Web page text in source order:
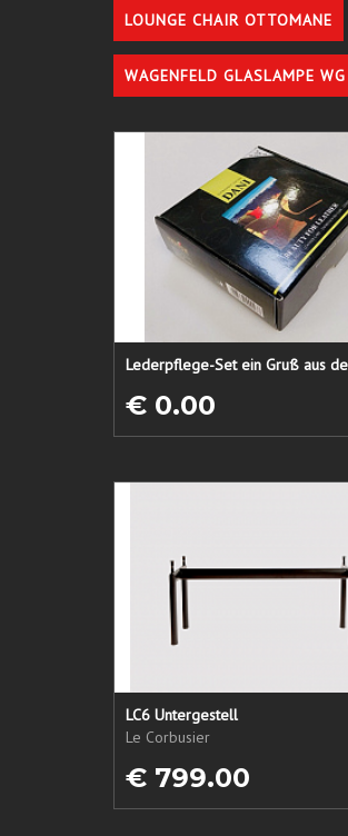
LOUNGE CHAIR OTTOMANE
WAGENFELD GLASLAMPE
€ 0.00
LC6 Untergestell
Le Corbusier
€ 799.00